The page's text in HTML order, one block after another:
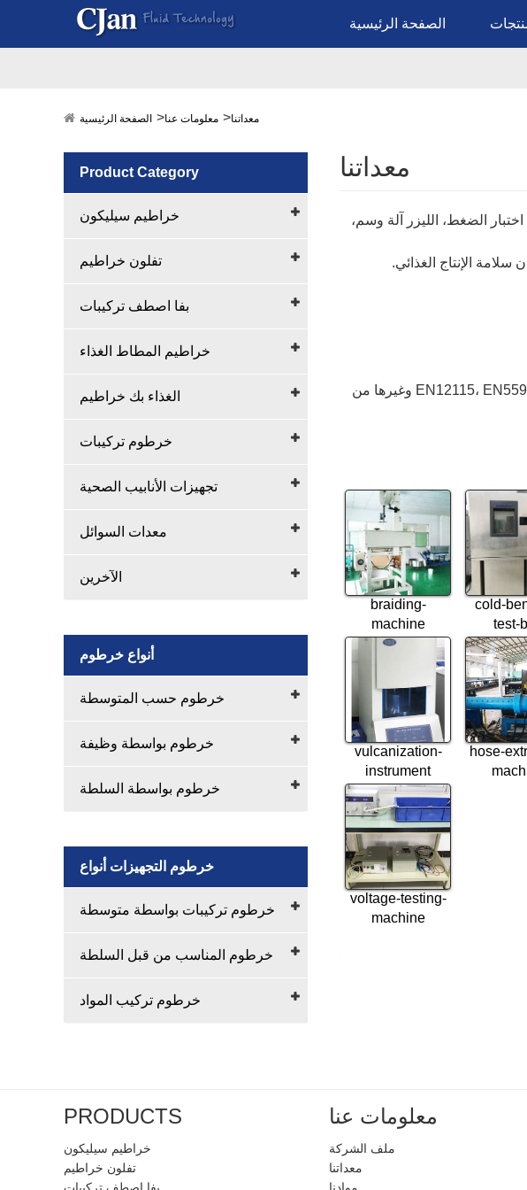
الصفحة الرئيسية
الصفحة الرئيسية معلومات عنا معداتنا
Product Category
خراطيم سيليكون
تفلون خراطيم
بفا اصطف تركيبات
خراطيم المطاط الغذاء
الغذاء بك خراطيم
خرطوم تركيبات
تجهيزات الأنابيب الصحية
معدات السوائل
الآخرين
أنواع خرطوم
خرطوم حسب المتوسطة
خرطوم بواسطة وظيفة
خرطوم بواسطة السلطة
خرطوم التجهيزات أنواع
خرطوم تركيبات بواسطة متوسطة
خرطوم المناسب من قبل السلطة
خرطوم تركيب المواد
معداتنا
اختبار الضغط، الليزر آلة وسم،
سلامة الإنتاج الغذائي.
الصناعة الكيميائية البترولية البحرية - لدينا سس، دنف، عبس وغيرها من نوع النبات سس وشهادة المنتج، و EN12115، EN559 وغيرها من
braiding-
machine
cold-
test-
vulcanization-
instrument
hose-
voltage-testing-
machine
PRODUCTS
خراطيم سيليكون
تفلون خراطيم
معلومات عنا
ملف الشركة
معداتنا